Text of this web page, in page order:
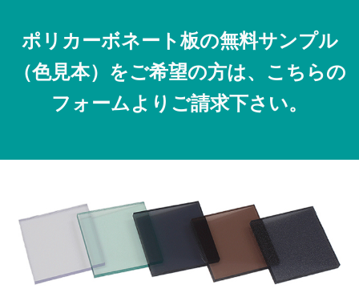
ポリカーボネート板の無料サンプル
（色見本）をご希望の方は、こちらの
フォームよりご請求下さい。